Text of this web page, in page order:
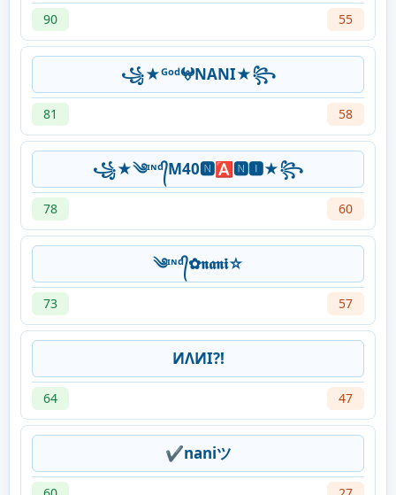
90 55
꧁★ᴳᵒᵈ𖤍NANI★꧂
81 58
꧁★༄ᶦᶰᵈ᭄M40🅽🅰🅽🅸★꧂
78 60
༄ᶦᶰᵈ᭄✿𝖓𝖆𝖓𝖎☆
73 57
ИΛИI?!
64 47
✔naniツ